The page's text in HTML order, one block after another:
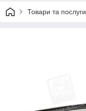
Товари та послуги